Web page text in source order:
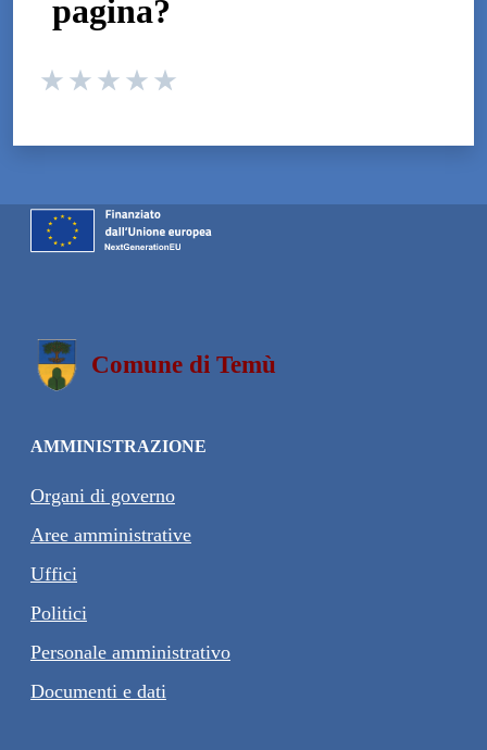
pagina?
Valuta da 1 a 5 stelle la pagina
Comune di Temù
AMMINISTRAZIONE
Organi di governo
Aree amministrative
Uffici
Politici
Personale amministrativo
Documenti e dati